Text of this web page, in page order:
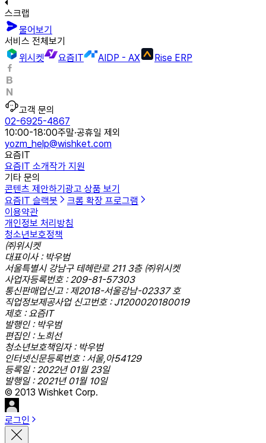
스크랩
물어보기
서비스 전체보기
위시켓
요즘IT AIDP - AX Rise ERP
고객 문의
02-6925-4867
10:00-18:00주말·공휴일 제외
yozm_help@wishket.com
요즘IT
요즘IT 소개작가 지원
기타 문의
콘텐츠 제안하기 광고 상품 보기
요즘IT 슬랙봇
크롬 확장 프로그램
이용약관
개인정보 처리방침
청소년보호정책
㈜위시켓
대표이사 : 박우범
서울특별시 강남구 테헤란로 211 3층 ㈜위시켓
사업자등록번호 : 209-81-57303
통신판매업신고 : 제2018-서울강남-02337 호
직업정보제공사업 신고번호 : J1200020180019
제호 : 요즘IT
발행인 : 박우범
편집인 : 노희선
청소년보호책임자 : 박우범
인터넷신문등록번호 : 서울,아54129
등록일 : 2022년 01월 23일
발행일 : 2021년 01월 10일
© 2013 Wishket Corp.
로그인